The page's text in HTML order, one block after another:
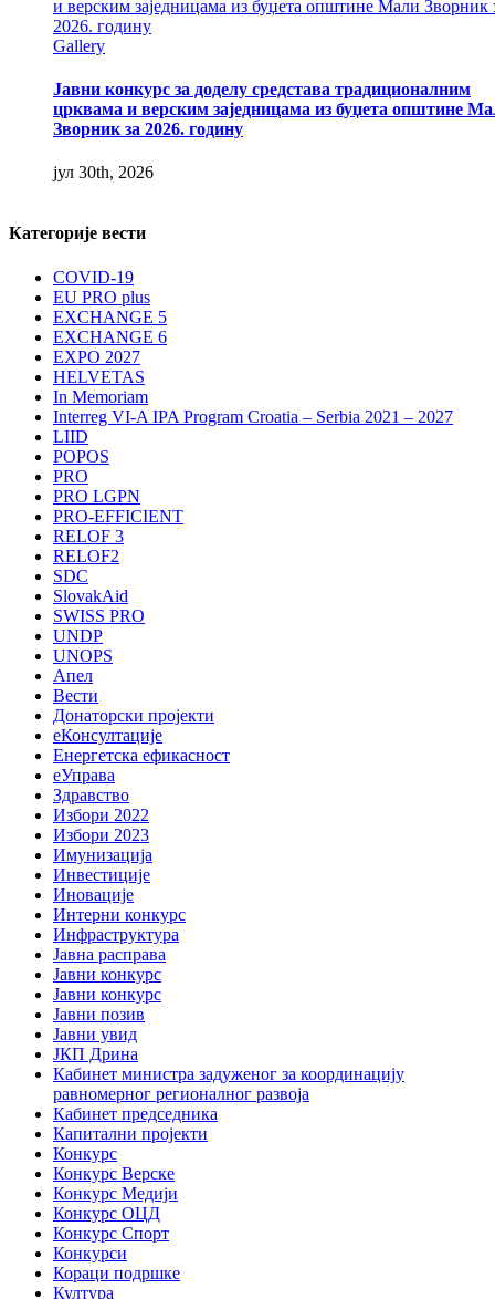
и верским заједницама из буџета општине Мали Зворник
2026. годину
Gallery
Јавни конкурс за доделу средстава традиционалним
црквама и верским заједницама из буџета општине
Зворник за 2026. годину
јул 30th, 2026
Категорије вести
COVID-19
EU PRO plus
EXCHANGE 5
EXCHANGE 6
EXPO 2027
HELVETAS
In Memoriam
Interreg VI-A IPA Program Croatia – Serbia 2021 – 2027
LIID
POPOS
PRO
PRO LGPN
PRO-EFFICIENT
RELOF 3
RELOF2
SDC
SlovakAid
SWISS PRO
UNDP
UNOPS
Апел
Вести
Донаторски пројекти
еКонсултације
Енергетска ефикасност
еУправа
Здравство
Избори 2022
Избори 2023
Имунизација
Инвестиције
Иновације
Интерни конкурс
Инфраструктура
Јавна расправа
Јавни конкурс
Јавни конкурс
Јавни позив
Јавни увид
ЈКП Дрина
Кабинет министра задуженог за координацију
равномерног регионалног развоја
Кабинет председника
Капитални пројекти
Конкурс
Конкурс Верске
Конкурс Медији
Конкурс ОЦД
Конкурс Спорт
Конкурси
Кораци подршке
Култура